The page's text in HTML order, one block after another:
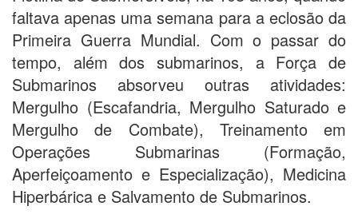
faltava apenas uma semana para a eclosão da
Primeira Guerra Mundial. Com o passar do
tempo, além dos submarinos, a Força de
Submarinos absorveu outras atividades:
Mergulho (Escafandria, Mergulho Saturado e
Mergulho de Combate), Treinamento em
Operações Submarinas (Formação,
Aperfeiçoamento e Especialização), Medicina
Hiperbárica e Salvamento de Submarinos.